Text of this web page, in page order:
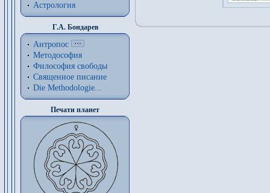
Астрология
Г.А. Бондарев
Антропос
Методософия
Философия cвободы
Священное писание
Die Methodologie...
Печати планет